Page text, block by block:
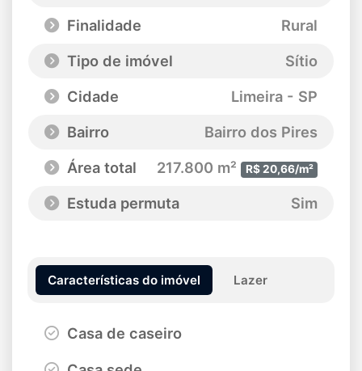
Finalidade
Rural
Tipo de imóvel
Sítio
Cidade
Limeira - SP
Bairro
Bairro dos Pires
Área total
217.800 m² R$ 20,66/m²
Estuda permuta Sim
Características do imóvel Lazer
Casa de caseiro